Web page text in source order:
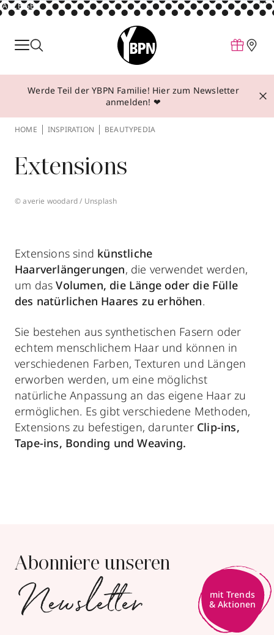
ANZEIGE
Parfum
Make-up
Behandlungen
Über YBPN
Aktionen
Werde Teil der YBPN Familie! Hier zum Newsletter
anmelden! ❤
HOME INSPIRATION BEAUTYPEDIA
Extensions
© averie woodard / Unsplash
Extensions sind künstliche
Haarverlängerungen, die verwendet werden,
um dasVolumen, die Länge oder die Fülle
des natürlichen Haares zu erhöhen.
Sie bestehen aus synthetischen Fasern oder
echtem menschlichem Haar und können in
verschiedenen Farben, Texturen und Längen
erworben werden, um eine möglichst
natürliche Anpassung an das eigene Haar zu
ermöglichen. Es gibt verschiedene Methoden,
Extensions zu befestigen, darunterClip-ins,
Tape-ins, Bonding und Weaving.
Abonniere unseren
Newsletter
mit Trends
& Aktionen